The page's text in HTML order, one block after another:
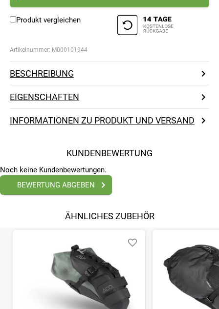
Produkt vergleichen
Artikelnummer: M000101944
BESCHREIBUNG
EIGENSCHAFTEN
INFORMATIONEN ZU PRODUKT UND VERSAND
KUNDENBEWERTUNG
Noch keine Kundenbewertungen.
BEWERTUNG ABGEBEN
ÄHNLICHES ZUBEHÖR